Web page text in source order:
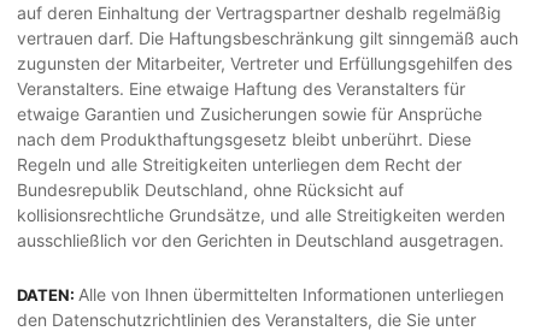
auf deren Einhaltung der Vertragspartner deshalb regelmäßig
vertrauen darf. Die Haftungsbeschränkung gilt sinngemäß auch
zugunsten der Mitarbeiter, Vertreter und Erfüllungsgehilfen des
Veranstalters. Eine etwaige Haftung des Veranstalters für
etwaige Garantien und Zusicherungen sowie für Ansprüche
nach dem Produkthaftungsgesetz bleibt unberührt. Diese
Regeln und alle Streitigkeiten unterliegen dem Recht der
Bundesrepublik Deutschland, ohne Rücksicht auf
kollisionsrechtliche Grundsätze, und alle Streitigkeiten werden
ausschließlich vor den Gerichten in Deutschland ausgetragen.
DATEN: Alle von Ihnen übermittelten Informationen unterliegen
den Datenschutzrichtlinien des Veranstalters, die Sie unter